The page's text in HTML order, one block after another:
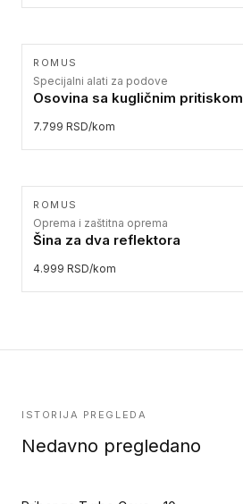
ROMUS
Specijalni alati za podove
Osovina sa kugličnim pritiskom
7.799 RSD/kom
ROMUS
Oprema i zaštitna oprema
Šina za dva reflektora
4.999 RSD/kom
ISTORIJA PREGLEDA
Nedavno pregledano